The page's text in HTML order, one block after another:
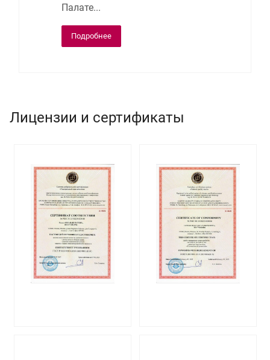
Палате...
Подробнее
Лицензии и сертификаты